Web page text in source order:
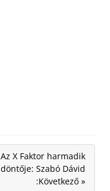
Az X Faktor harmadik
döntője: Szabó Dávid
:Következő »